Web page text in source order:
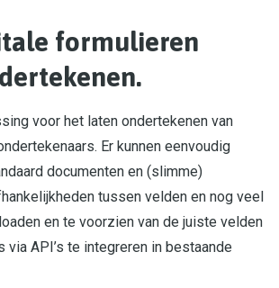
formulieren
voor het laten ondertekenen van
Er kunnen eenvoudig
documenten en (slimme)
tussen velden en nog veel
en te voorzien van de juiste velden
via API’s te integreren in bestaande